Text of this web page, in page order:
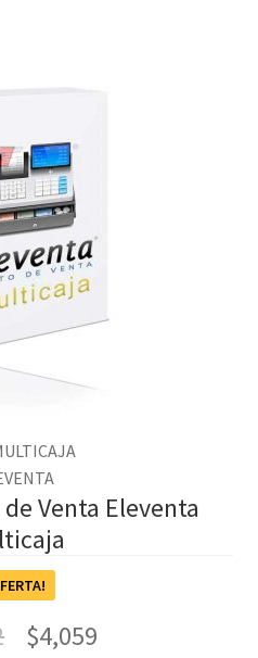
Venta Eleventa
$4,059